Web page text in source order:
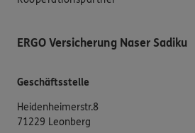
ERGO Versicherung Naser Sadiku
Geschäftsstelle
Heidenheimerstr.8
71229 Leonberg